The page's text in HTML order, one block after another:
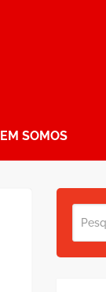
SOMOS